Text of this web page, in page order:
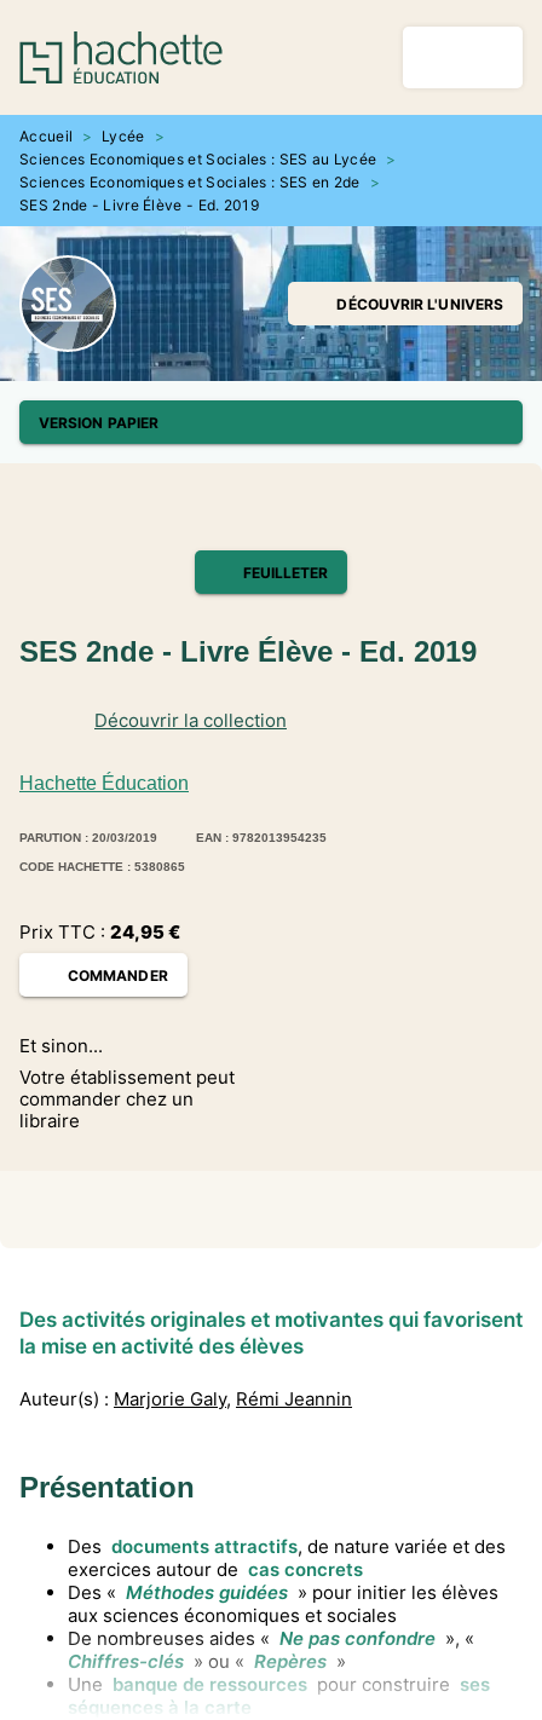
MENU RECHERCHE
PIED DE PAGE
Accueil > Lycée
>
Sciences Economiques et Sociales : SES au Lycée >
Sciences Economiques et Sociales : SES en 2de
>
SES 2nde - Livre Élève - Ed. 2019
DÉCOUVRIR L'UNIVERS
VERSION PAPIER
FEUILLETER
Hachette Éducation
Découvrir la collection
SES 2nde - Livre Élève - Ed. 2019
PARUTION : 20/03/2019 EAN : 9782013954235
CODE HACHETTE : 5380865
Prix TTC : 24,95€
COMMANDER
Et sinon...
Votre établissement peut
commander chez un
libraire
Des activités originales et motivantes qui favorisent
la mise en activité des élèves
Auteur(s) : Marjorie Galy, Rémi Jeannin
Présentation
Des documents attractifs, de nature variée et des
exercices autour de cas concrets
Des « Méthodes guidées » pour initier les élèves
aux sciences économiques et sociales
De nombreuses aides « Ne pas confondre », «
Chiffres-clés » ou « Repères »
Une banque de ressources pour construire ses
séquences à la carte